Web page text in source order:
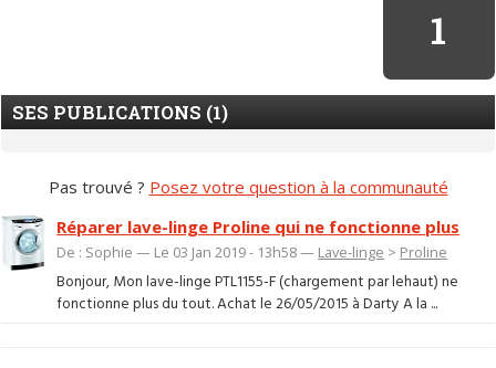
1
SES PUBLICATIONS (1)
Pas trouvé ? Posez votre question à la communauté
Réparer lave-linge Proline qui ne fonctionne plus
De : Sophie — Le 03 Jan 2019 - 13h58 — Lave-linge > Proline
Bonjour, Mon lave-linge PTL1155-F (chargement par lehaut) ne
fonctionne plus du tout. Achat le 26/05/2015 à Darty A la ...